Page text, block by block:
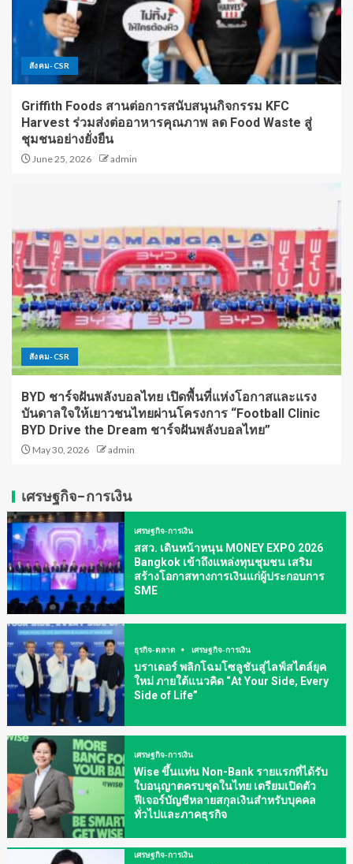
สังคม-CSR
Griffith Foods สานต่อการสนับสนุนกิจกรรม KFC
Harvest ร่วมส่งต่ออาหารคุณภาพ ลด Food Waste สู่
ชุมชนอย่างยั่งยืน
June 25, 2026 admin
สังคม-CSR
BYD ชาร์จฝันพลังบอลไทย เปิดพื้นที่แห่งโอกาสและแรง
บันดาลใจให้เยาวชนไทยผ่านโครงการ “Football Clinic
BYD Drive the Dream ชาร์จฝันพลังบอลไทย”
May 30, 2026 admin
เศรษฐกิจ-การเงิน
เศรษฐกิจ-การเงิน
สสว. เดินหน้าหนุน MONEY EXPO 2026
Bangkok เข้าถึงแหล่งทุนชุมชน เสริม
สร้างโอกาสทางการเงินแก่ผู้ประกอบการ
SME
ธุรกิจ-ตลาด เศรษฐกิจ-การเงิน
บราเดอร์ พลิกโฉมโซลูชันสู่ไลฟ์สไตล์ยุค
ใหม่ ภายใต้แนวคิด “At Your Side, Every
Side of Life”
เศรษฐกิจ-การเงิน
Wise ขึ้นแท่น Non-Bank รายแรกที่ได้รับ
ใบอนุญาตครบชุดในไทย เตรียมเปิดตัว
ฟีเจอร์บัญชีหลายสกุลเงินสำหรับบุคคล
ทั่วไปและภาคธุรกิจ
เศรษฐกิจ-การเงิน